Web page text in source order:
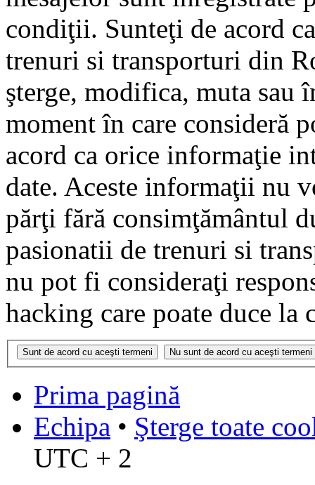
condiţii. Sunteţi de acord
trenuri si transporturi din
şterge, modifica, muta sau
moment în care consideră
acord ca orice informaţie
date. Aceste informaţii nu
părţi fără consimţământul
pasionatii de trenuri si
nu pot fi consideraţi
hacking care poate duce la
Prima pagină
Echipa • Şterge toate
UTC + 2